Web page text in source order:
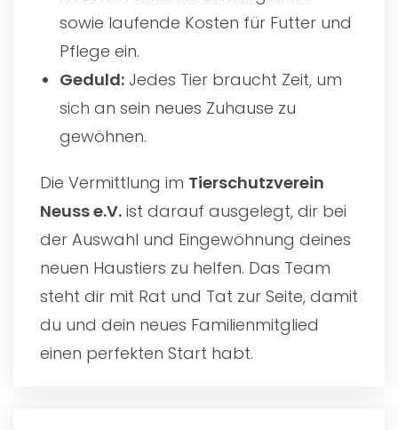
sowie laufende Kosten für Futter und
Pflege ein.
Geduld: Jedes Tier braucht Zeit, um
sich an sein neues Zuhause zu
gewöhnen.
Die Vermittlung im Tierschutzverein
Neuss e.V. ist darauf ausgelegt, dir bei
der Auswahl und Eingewöhnung deines
neuen Haustiers zu helfen. Das Team
steht dir mit Rat und Tat zur Seite, damit
du und dein neues Familienmitglied
einen perfekten Start habt.